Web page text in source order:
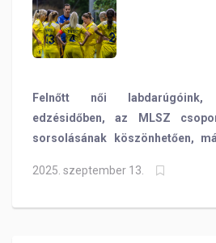
Felnőtt női
edzésidőben, az MLSZ
sorsolásának köszönhetően,
tervezett, de valójában „két
2025. szeptember 13.